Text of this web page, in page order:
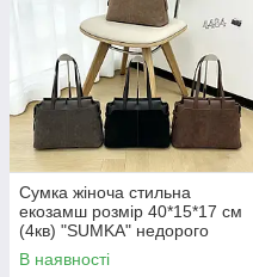
Сумка жіноча стильна
екозамш розмір 40*15*17 см
(4кв) "SUMKA" недорого
гуртом від прямого
постачальника
В наявності